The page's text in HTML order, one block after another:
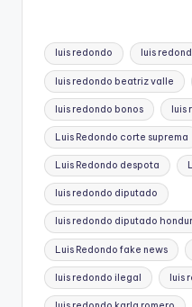
Etiquetas:
luis redondo luis
luis redondo beatriz valle
luis redondo bonos luis
Luis Redondo corte suprema
Luis Redondo despota
luis redondo diputado
luis redondo diputado
Luis Redondo fake news
luis redondo ilegal luis